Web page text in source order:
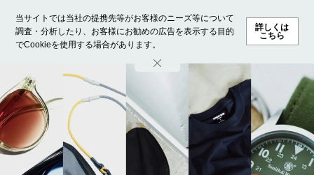
当サイトでは当社の提携先等がお客様のニーズ等について
調査・分析したり、お客様にお勧めの広告を表示する目的
でCookieを使用する場合があります。
詳しくは
こちら
ホーム モデル募集 ランキング ファッション ビューテ